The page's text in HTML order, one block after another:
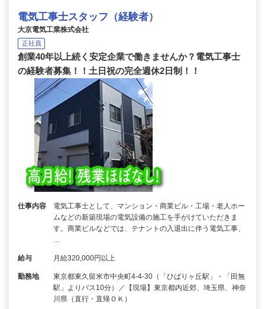
電気工事士スタッフ（経験者）
大京電気工業株式会社
正社員
創業40年以上続く安定企業で働きませんか？電気工事士
の経験者募集！！土日祝の完全週休2日制！！
仕事内容
電気工事士として、マンション・商業ビル・工場・老人ホー
ムなどの新築現場の電気設備の施工を手がけていただきま
す。商業ビルなどでは、テナントの入退出に伴う電気工事、
…
給与 月給320,000円以上
勤務地
東京都東久留米市中央町4-4-30（「ひばりヶ丘駅」・「田無
駅」よりバス10分）／【現場】東京都内近郊、埼玉県、神奈
川県（直行・直帰ＯＫ）